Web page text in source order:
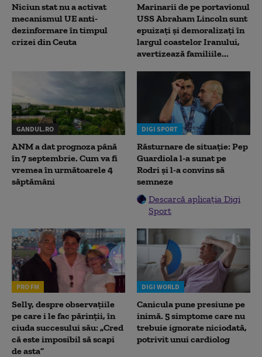
Niciun stat nu a activat
mecanismul UE anti-
dezinformare în timpul
crizei din Ceuta
Marinarii de pe portavionul
USS Abraham Lincoln sunt
epuizați și demoralizați în
largul coastelor Iranului,
avertizează familiile...
GANDUL.RO
ANM a dat prognoza până
în 7 septembrie. Cum va fi
vremea în următoarele 4
săptămâni
DIGI SPORT
Răsturnare de situație: Pep
Guardiola l-a sunat pe
Rodri și l-a convins să
semneze
Descarcă aplicația Digi
Sport
PRO FM
Selly, despre observațiile
pe care i le fac părinții, în
ciuda succesului său: „Cred
că este imposibil să scapi
de asta”
DIGI WORLD
Canicula pune presiune pe
inimă. 5 simptome care nu
trebuie ignorate niciodată,
potrivit unui cardiolog